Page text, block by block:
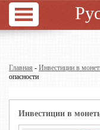
Главная - Инвестиции в
опасности
Инвестиции в